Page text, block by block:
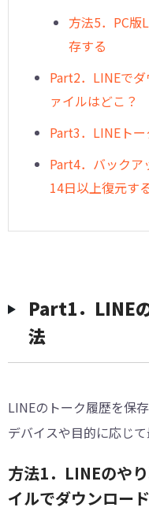
方法5．PC版
存する
Part2．LINEで
ァイルはどこ？
︎Part3．LINEト
︎Part4．バックア
14日以上復元す
︎︎Part1．LINE
法
LINEのトーク履歴を保
デバイスや目的に応じ
方法1．LINEのや
イルでダウンロー